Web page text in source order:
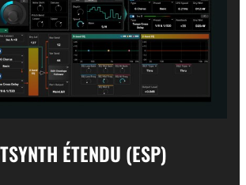
ÉTENDU (ESP)